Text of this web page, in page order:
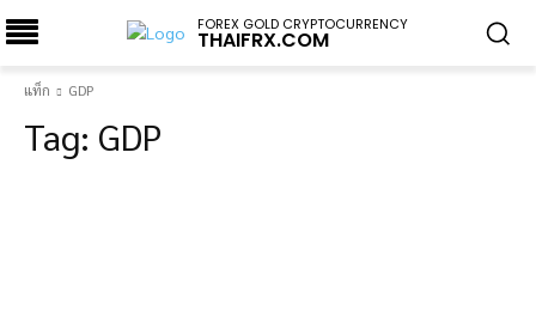
FOREX GOLD CRYPTOCURRENCY
THAIFRX.COM
แท็ก GDP
Tag: GDP